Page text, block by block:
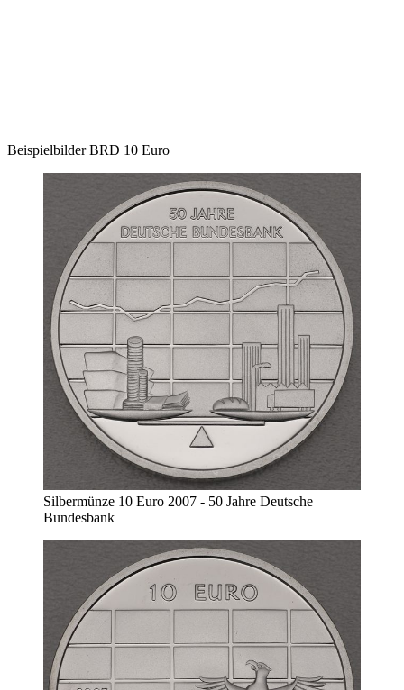
Beispielbilder BRD 10 Euro
Silbermünze 10 Euro 2007 - 50 Jahre Deutsche
Bundesbank